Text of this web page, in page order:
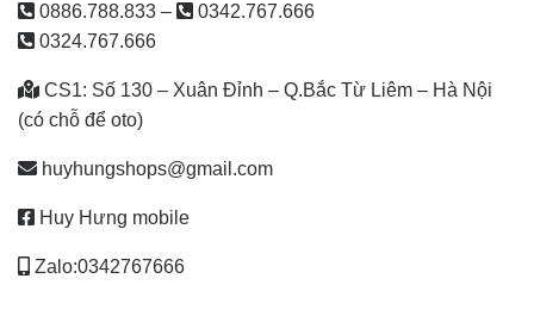
0886.788.833 –
0342.767.666
0324.767.666
CS1: Số 130 – Xuân Đỉnh – Q.Bắc Từ Liêm – Hà Nội
(có chỗ để oto)
huyhungshops@gmail.com
Huy Hưng mobile
Zalo:0342767666